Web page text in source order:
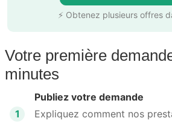
⚡ Obtenez plusieurs offres
Votre première
minutes
1
Publiez votre demande
Expliquez comment nos